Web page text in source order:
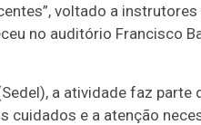
voltado a
no auditório Francisco
a atividade faz parte
cuidados e a atenção